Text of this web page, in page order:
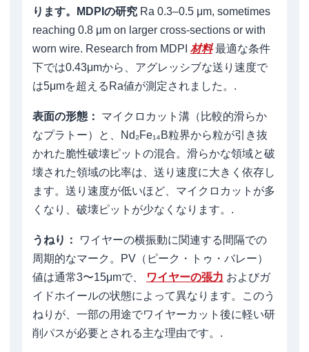
ります。MDPIの研究 Ra 0.3–0.5 μm, sometimes
reaching 0.8 μm on larger cross-sections or with
worn wire. Research from MDPI 材料最適な条件
下では0.43μmから、アグレッシブな送り速度で
は5μmを超えるRa値が測定されました。.
表面の形態：
マイクロカット溝（比較的滑らか
なプラトー）と、Nd₂Fe₁₄B粒界から粒が引き抜
かれた脆性破壊ピットの混合。滑らかな領域と破
壊された領域の比率は、送り速度に大きく依存し
ます。送り速度が低いほど、マイクロカットが多
くなり、破壊ピットが少なくなります。.
うねり：
ワイヤーの横振動に関連する間隔での
周期的なマーク。PV（ピーク・トゥ・バレー）
値は通常3〜15μmで、
ワイヤーの張力 およびガ
イドホイールの状態によって異なります。このう
ねりが、一部の用途でワイヤーカット後に軽い研
削パスが必要とされる主な理由です。.